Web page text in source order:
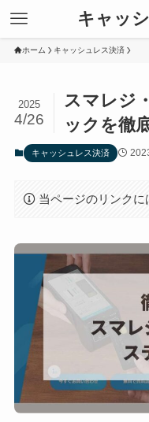
キャッ
ホーム キャッシュレス決済
スマレジ
ックを徹
2025
4/26
キャッシュレス決済
当ページのリンクに